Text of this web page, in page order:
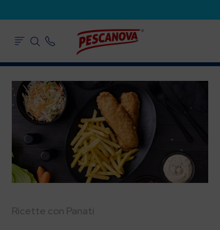
Ricette con Panati